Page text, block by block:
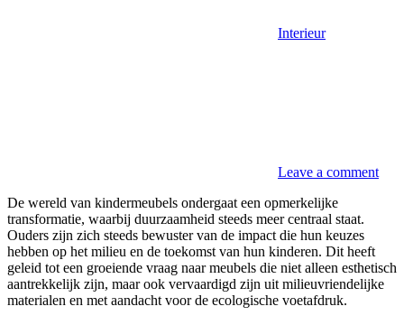
Interieur
Leave a comment
De wereld van kindermeubels ondergaat een opmerkelijke
transformatie, waarbij duurzaamheid steeds meer centraal staat.
Ouders zijn zich steeds bewuster van de impact die hun keuzes
hebben op het milieu en de toekomst van hun kinderen. Dit heeft
geleid tot een groeiende vraag naar meubels die niet alleen esthetisch
aantrekkelijk zijn, maar ook vervaardigd zijn uit milieuvriendelijke
materialen en met aandacht voor de ecologische voetafdruk.